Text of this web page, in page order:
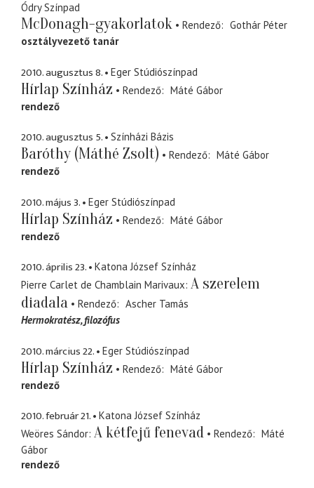
Ódry Színpad
McDonagh-gyakorlatok Rendező
Gothár Péter
osztályvezető tanár
2010. augusztus 8. Eger Stúdiószínpad
Hírlap Színház Rendező
Máté Gábor
rendező
2010. augusztus 5. Színházi Bázis
Baróthy (Máthé Zsolt) Rendező
Máté Gábor
rendező
2010. május 3. Eger Stúdiószínpad
Hírlap Színház Rendező
Máté Gábor
rendező
2010. április 23.
Katona József Színház
Pierre Carlet de Chamblain Marivaux A szerelem
diadala
Rendező
Ascher Tamás
Hermokratész filozófus
2010. március 22. Eger Stúdiószínpad
Hírlap Színház Rendező
Máté Gábor
rendező
2010. február 21.
Katona József Színház
Weöres Sándor A kétfejű fenevad Rendező
Máté
Gábor
rendező